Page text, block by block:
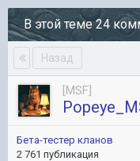
В этой теме 24
Назад
[MSF]
Бета-тестер кланов
2 761 публикация